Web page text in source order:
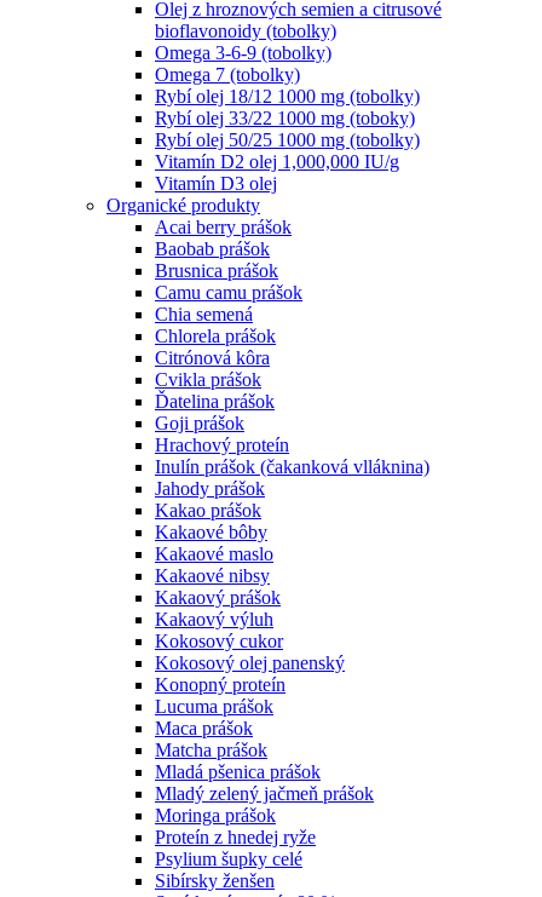
Olej z hroznových semien a citrusové
bioflavonoidy (tobolky)
Omega 3-6-9 (tobolky)
Omega 7 (tobolky)
Rybí olej 18/12 1000 mg (tobolky)
Rybí olej 33/22 1000 mg (toboky)
Rybí olej 50/25 1000 mg (tobolky)
Vitamín D2 olej 1,000,000 IU/g
Vitamín D3 olej
Organické produkty
Acai berry prášok
Baobab prášok
Brusnica prášok
Camu camu prášok
Chia semená
Chlorela prášok
Citrónová kôra
Cvikla prášok
Ďatelina prášok
Goji prášok
Hrachový proteín
Inulín prášok (čakanková vlláknina)
Jahody prášok
Kakao prášok
Kakaové bôby
Kakaové maslo
Kakaové nibsy
Kakaový prášok
Kakaový výluh
Kokosový cukor
Kokosový olej panenský
Konopný proteín
Lucuma prášok
Maca prášok
Matcha prášok
Mladá pšenica prášok
Mladý zelený jačmeň prášok
Moringa prášok
Proteín z hnedej ryže
Psylium šupky celé
Sibírsky ženšen